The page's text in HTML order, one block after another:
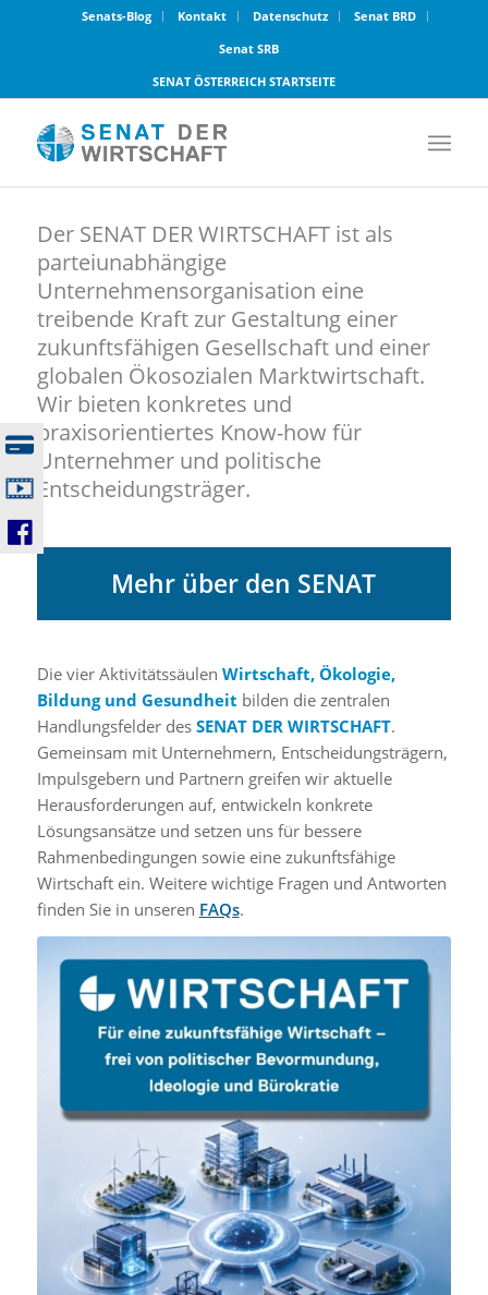
Senats-Blog Kontakt Datenschutz
Senat BRD
Senat SRB
SENAT ÖSTERREICH STARTSEITE
Der SENAT DER WIRTSCHAFT ist als
parteiunabhängige
Unternehmensorganisation eine
treibende Kraft zur Gestaltung einer
zukunftsfähigen Gesellschaft und einer
globalen Ökosozialen Marktwirtschaft.
Wir bieten konkretes und
praxisorientiertes Know-how für
Unternehmer und politische
Entscheidungsträger.
Mehr über den SENAT
Die vier Aktivitätssäulen Wirtschaft, Ökologie,
Bildung und Gesundheit bilden die zentralen
Handlungsfelder des SENAT DER WIRTSCHAFT.
Gemeinsam mit Unternehmern, Entscheidungsträgern,
Impulsgebern und Partnern greifen wir aktuelle
Herausforderungen auf, entwickeln konkrete
Lösungsansätze und setzen uns für bessere
Rahmenbedingungen sowie eine zukunftsfähige
Wirtschaft ein. Weitere wichtige Fragen und Antworten
finden Sie in unseren FAQs.